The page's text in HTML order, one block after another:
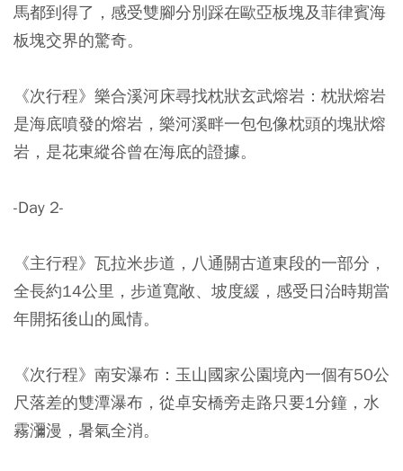
馬都到得了，感受雙腳分別踩在歐亞板塊及菲律賓海
板塊交界的驚奇。
《次行程》樂合溪河床尋找枕狀玄武熔岩：枕狀熔岩
是海底噴發的熔岩，樂河溪畔一包包像枕頭的塊狀熔
岩，是花東縱谷曾在海底的證據。
-Day 2-
《主行程》瓦拉米步道，八通關古道東段的一部分，
全長約14公里，步道寬敞、坡度緩，感受日治時期當
年開拓後山的風情。
《次行程》南安瀑布：玉山國家公園境內一個有50公
尺落差的雙潭瀑布，從卓安橋旁走路只要1分鐘，水
霧瀰漫，暑氣全消。